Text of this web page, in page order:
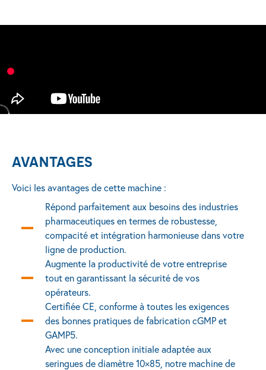
AVANTAGES
Voici les avantages de cette machine :
Répond parfaitement aux besoins des industries
pharmaceutiques en termes de robustesse,
compacité et intégration harmonieuse dans votre
ligne de production.
Augmente la productivité de votre entreprise
tout en garantissant la sécurité de vos
opérateurs.
Certifiée CE, conforme à toutes les exigences
des bonnes pratiques de fabrication cGMP et
GAMP5.
Avec une conception initiale adaptée aux
seringues de diamètre 10×85, notre machine de